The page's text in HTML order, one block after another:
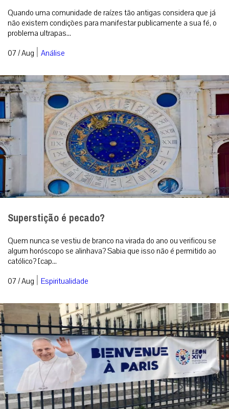
Quando uma comunidade de raízes tão antigas considera que já
não existem condições para manifestar publicamente a sua fé, o
problema ultrapas...
07 / Aug | Análise
Superstição é pecado?
Quem nunca se vestiu de branco na virada do ano ou verificou se
algum horóscopo se alinhava? Sabia que isso não é permitido ao
católico? [cap...
07 / Aug | Espiritualidade